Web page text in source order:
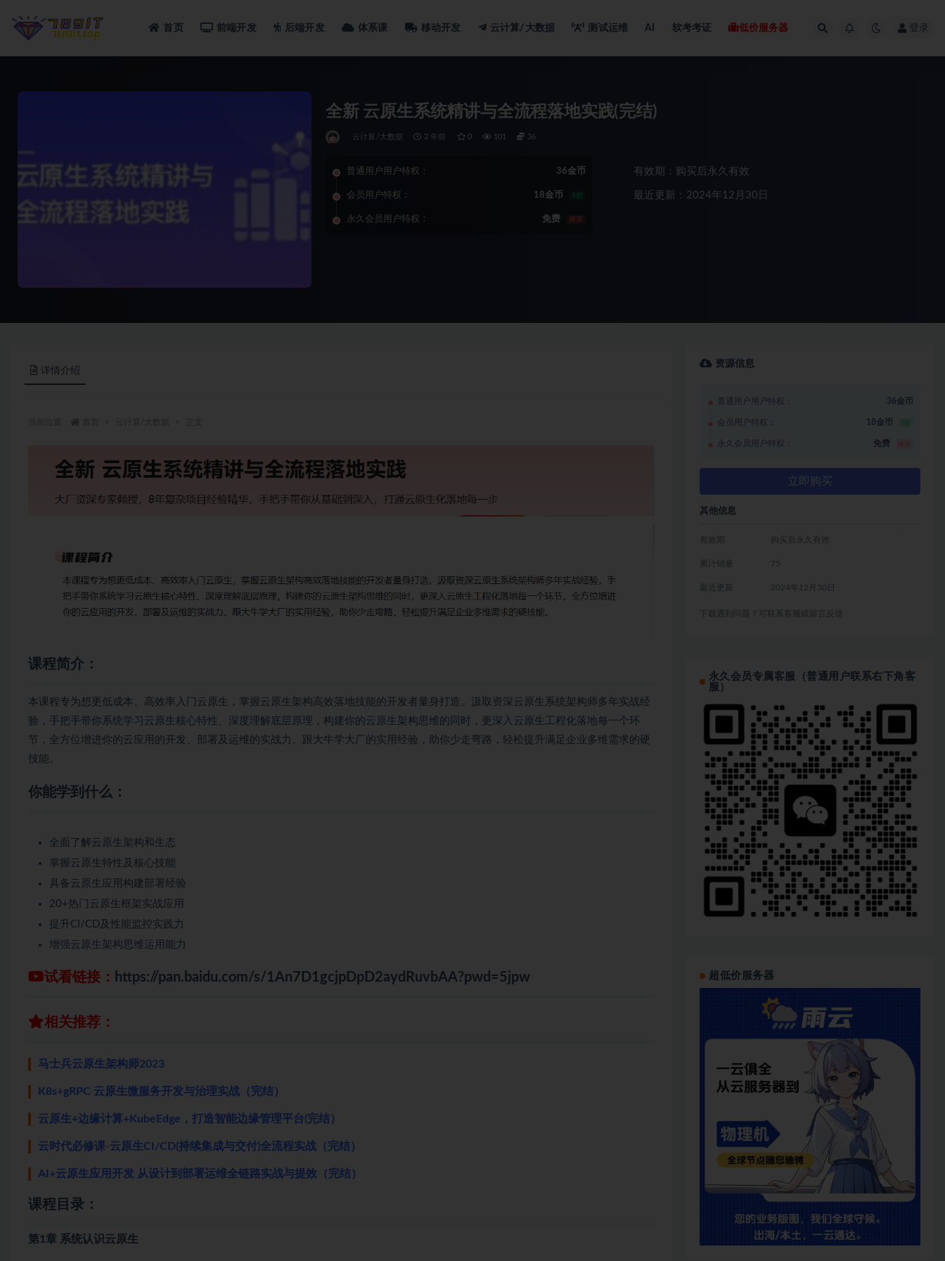
首页 前端开发 后端开发 体系课 移动开发 云计算/大数据 测试运维 AI 软考考证 低价服务器 登录
全新 云原生系统精讲与全流程落地实践(完结)
云计算/大数据 2 年前 0 101 36
普通用户用户特权： 36金币
会员用户特权： 18金币 5折
永久会员用户特权： 免费 推荐
有效期：购买后永久有效
最近更新：2024年12月30日
详情介绍
课程简介：
本课程专为想更低成本、高效率入门云原生，掌握云原生架构高效落地技能的开发者量身打造。汲取资深云原生系统架构师多年实战经
验，手把手带你系统学习云原生核心特性、深度理解底层原理，构建你的云原生架构思维的同时，更深入云原生工程化落地每一个环
节，全方位增进你的云应用的开发、部署及运维的实战力。跟大牛学大厂的实用经验，助你少走弯路，轻松提升满足企业多维需求的硬
技能。
你能学到什么：
全面了解云原生架构和生态
掌握云原生特性及核心技能
具备云原生应用构建部署经验
20+热门云原生框架实战应用
提升CI/CD及性能监控实践力
增强云原生架构思维运用能力
试看链接： https://pan.baidu.com/s/1An7D1gcjpDpD2aydRuvbAA?pwd=5jpw
相关推荐：
马士兵云原生架构师2023
K8s+gRPC 云原生微服务开发与治理实战（完结）
云原生+边缘计算+KubeEdge，打造智能边缘管理平台(完结）
云时代必修课-云原生CI/CD(持续集成与交付)全流程实战（完结）
AI+云原生应用开发 从设计到部署运维全链路实战与提效（完结）
课程目录：
第1章 系统认识云原生
资源信息
普通用户用户特权： 36金币
会员用户特权： 18金币 5折
永久会员用户特权： 免费
立即购买
其他信息
有效期 购买后永久有效
累计销量 75
最近更新 2024年12月30日
下载遇到问题？可联系客服或留言反馈
永久会员专属客服（普通用户联系右下角客
服）
超低价服务器